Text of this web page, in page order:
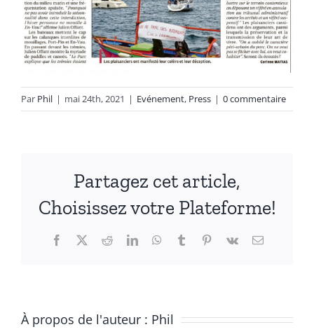
Par Phil | mai 24th, 2021 | Evénement, Press | 0 commentaire
Partagez cet article,
Choisissez votre Plateforme!
Facebook
X RedditLinkedInWhatsApp
TumblrPinterest
Vk Email
À propos de l'auteur : Phil